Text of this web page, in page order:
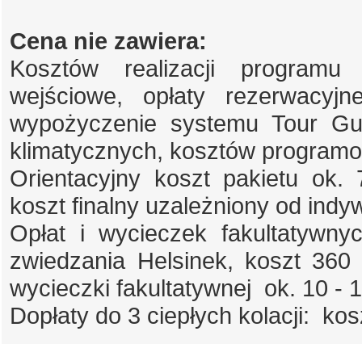
Cena nie zawiera:
Kosztów realizacji
wejściowe, opłaty
wypożyczenie systemu Tour
klimatycznych, kosztów
Orientacyjny koszt pakietu ok.
koszt finalny uzależniony od
Opłat i wycieczek
zwiedzania Helsinek, koszt
wycieczki fakultatywnej ok. 10 -
Dopłaty do 3 ciepłych kolacji: